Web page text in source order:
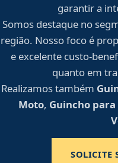
garantir a
Somos destaque no
região. Nosso foco é
e excelente custo-
quanto em
Realizamos também
Moto, Guincho
SOLICITE